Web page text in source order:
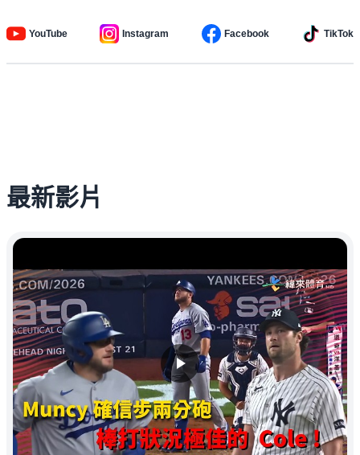
YouTube Instagram Facebook TikTok
最新影片